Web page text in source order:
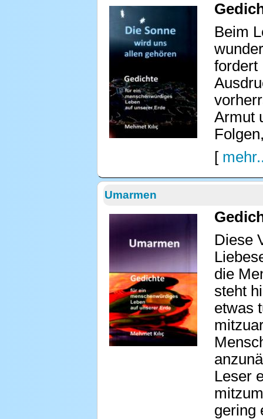
Beim
fordert
Armut
[
Umarmen
Diese
die
steht
etwas
Leser
gering